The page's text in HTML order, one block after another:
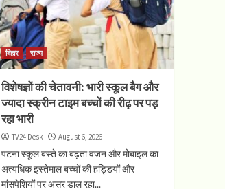
बिहार राज्य
विशेषज्ञों की चेतावनी: भारी स्कूल बैग और
ज्यादा स्क्रीन टाइम बच्चों की रीढ़ पर पड़
रहा भारी
TV24 Desk August 6, 2026
पटना स्कूल बस्ते का बढ़ता वजन और मोबाइल का
अत्यधिक इस्तेमाल बच्चों की हड्डियों और
मांसपेशियों पर असर डाल रहा...